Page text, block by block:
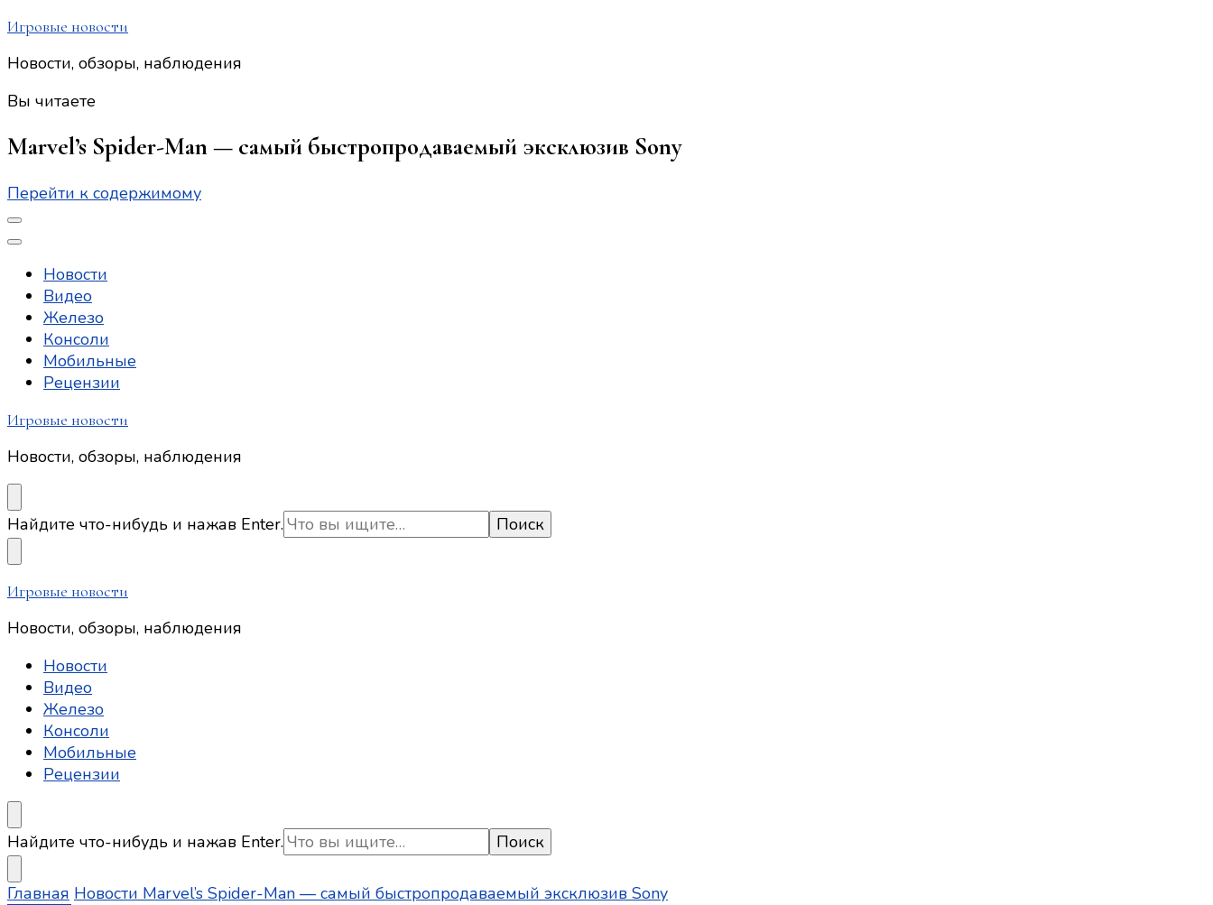
Игровые новости
Новости, обзоры, наблюдения
Вы читаете
Marvel’s Spider-Man — самый быстропродаваемый эксклюзив Sony
Перейти к содержимому
Новости
Видео
Железо
Консоли
Мобильные
Рецензии
Игровые новости
Новости, обзоры, наблюдения
Ищите
что-
то?
Найдите что-нибудь и нажав Enter.
Игровые новости
Новости, обзоры, наблюдения
Новости
Видео
Железо
Консоли
Мобильные
Рецензии
Ищите
что-
то?
Найдите что-нибудь и нажав Enter.
Главная Новости Marvel’s Spider-Man — самый быстропродаваемый эксклюзив Sony